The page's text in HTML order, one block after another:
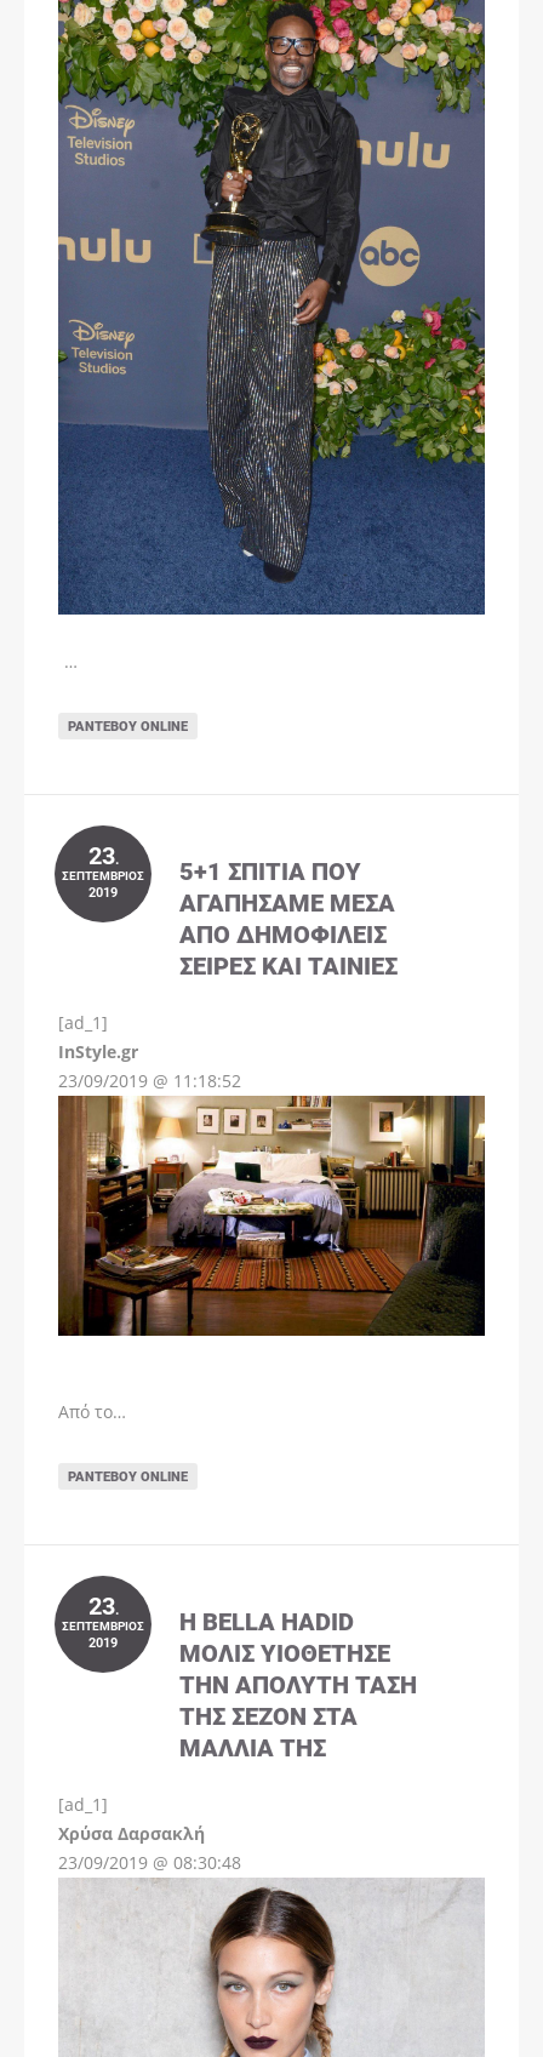
…
ΡΑΝΤΕΒΟΎ ONLINE
23.
ΣΕΠΤΈΜΒΡΙΟΣ
2019
5+1 ΣΠΊΤΙΑ ΠΟΥ
ΑΓΑΠΉΣΑΜΕ ΜΈΣΑ
ΑΠΌ ΔΗΜΟΦΙΛΕΊΣ
ΣΕΙΡΈΣ ΚΑΙ ΤΑΙΝΊΕΣ
[ad_1]
InStyle.gr
23/09/2019 @ 11:18:52
Από το…
ΡΑΝΤΕΒΟΎ ONLINE
23.
ΣΕΠΤΈΜΒΡΙΟΣ
2019
Η BELLA HADID
ΜΌΛΙΣ ΥΙΟΘΈΤΗΣΕ
ΤΗΝ ΑΠΌΛΥΤΗ ΤΆΣΗ
ΤΗΣ ΣΕΖΌΝ ΣΤΑ
ΜΑΛΛΙΆ ΤΗΣ
[ad_1]
Χρύσα Δαρσακλή
23/09/2019 @ 08:30:48